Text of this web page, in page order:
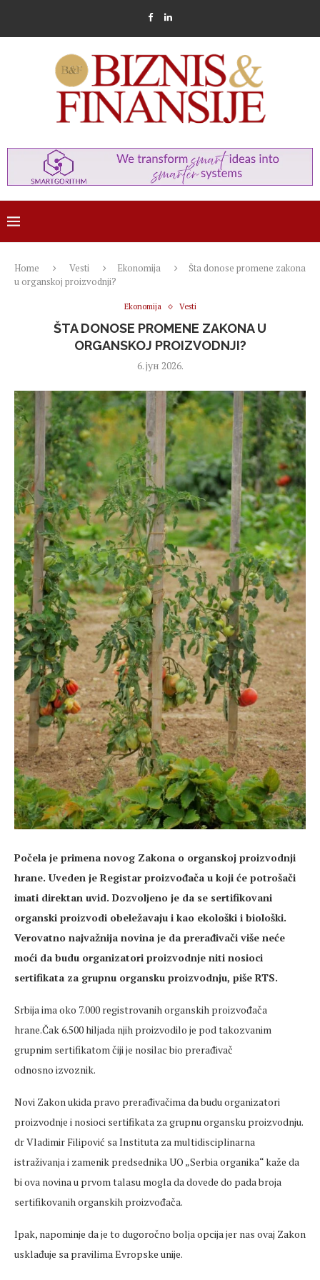
Home Vesti Ekonomija
Šta donose promene zakona
u organskoj proizvodnji?
Ekonomija Vesti
ŠTA DONOSE PROMENE ZAKONA U
ORGANSKOJ PROIZVODNJI?
6. јун 2026.
Počela je primena novog Zakona o organskoj proizvodnji
hrane. Uveden je Registar proizvođača u koji će potrošači
imati direktan uvid. Dozvoljeno je da se sertifikovani
organski proizvodi obeležavaju i kao ekološki i biološki.
Verovatno najvažnija novina je da prerađivači više neće
moći da budu organizatori proizvodnje niti nosioci
sertifikata za grupnu organsku proizvodnju, piše RTS.
Srbija ima oko 7.000 registrovanih organskih proizvođača
hrane.Čak 6.500 hiljada njih proizvodilo je pod takozvanim
grupnim sertifikatom čiji je nosilac bio prerađivač
odnosno izvoznik.
Novi Zakon ukida pravo prerađivačima da budu organizatori
proizvodnje i nosioci sertifikata za grupnu organsku proizvodnju.
dr Vladimir Filipović sa Instituta za multidisciplinarna
istraživanja i zamenik predsednika UO „Serbia organika“ kaže da
bi ova novina u prvom talasu mogla da dovede do pada broja
sertifikovanih organskih proizvođača.
Ipak, napominje da je to dugoročno bolja opcija jer nas ovaj Zakon
usklađuje sa pravilima Evropske unije.